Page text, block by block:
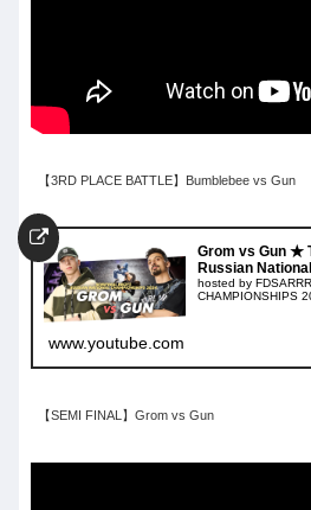
【3RD PLACE BATTLE】Bumblebee vs Gun
Grom vs Gun ★
Russian
hosted by
CHAMPIONSHIPS
www.youtube.com
【SEMI FINAL】Grom vs Gun